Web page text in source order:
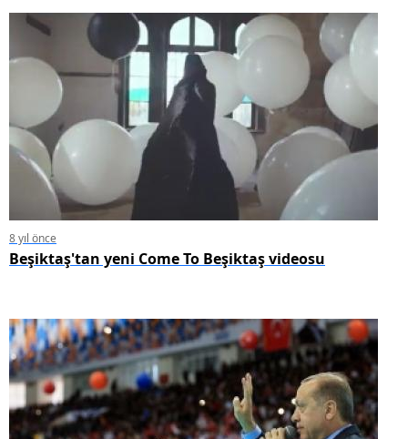
8 yıl önce
Beşiktaş'tan yeni Come To Beşiktaş videosu